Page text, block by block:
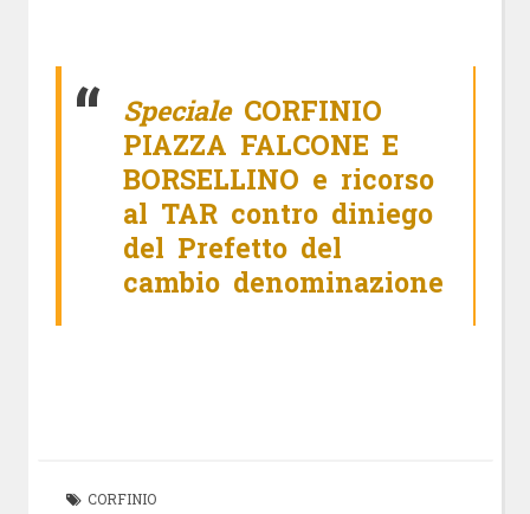
SpecialeCORFINIO
PIAZZA FALCONE E
BORSELLINO e ricorso
al TAR contro diniego
del Prefetto del
cambio denominazione
CORFINIO